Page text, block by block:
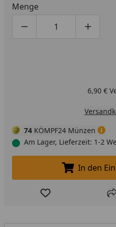
ermöglicht ein tropffreies
· Innovativer Deckel - Der
für besonders müheloses
Deckel bilden eine Einheit,
Befüllen und Reinigen in
Komfortabler Holzgriff -
natürlichem Touch: Der
angenehm in der Hand und
Menge
Produktmenge um eins
Produktmenge
6,90 €
74 KÖMPF24 Münzen
Am Lager, Lieferzeit: 1-2
In den
Produkt zur